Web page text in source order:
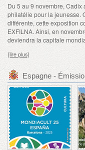
Du 5 au 9 novembre,
philatélie pour la jeunesse.
différente, cette exposition
EXFILNA. Ainsi, en
deviendra la capitale
[lire plus]
Espagne -